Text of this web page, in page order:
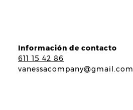
Información de contacto
611 15 42 86
vanessacompany@gmail.com